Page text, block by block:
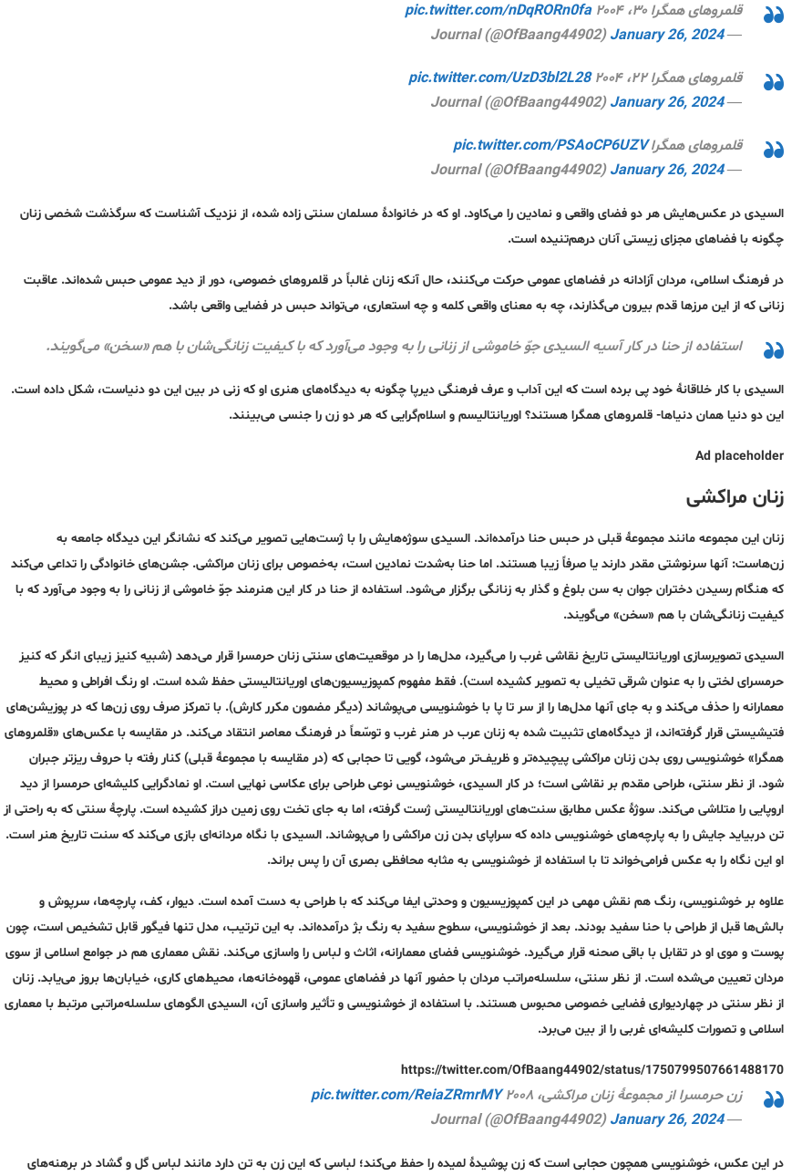
قلمروهای همگرا ۳۰، ۲۰۰۴
pic.twitter.com/nDqRORn0fa
— Journal (@OfBaang44902)
January 26, 2024
قلمروهای همگرا ۲۲، ۲۰۰۴
pic.twitter.com/UzD3bl2L28
— Journal (@OfBaang44902)
January 26, 2024
قلمروهای همگراpic.twitter.com/PSAoCP6UZV
— Journal (@OfBaang44902)
January 26, 2024
السیدی در عکس‌هایش هر دو فضای واقعی و نمادین را می‌کاود. او که در خانوادۀ مسلمان سنتی زاده شده، از نزدیک آشناست که سرگذشت شخصی زنان
چگونه با فضاهای مجزای زیستی آنان درهم‌تنیده است.
در فرهنگ اسلامی، مردان آزادانه در فضاهای عمومی حرکت می‌کنند، حال آنکه زنان غالباً در قلمروهای خصوصی، دور از دید عمومی حبس شده‌اند. عاقبت
زنانی که از این مرزها قدم بیرون می‌گذارند، چه به معنای واقعی کلمه و چه استعاری، می‌تواند حبس در فضایی واقعی باشد.
استفاده از حنا در کار آسیه السیدی جوّ خاموشی از زنانی را به وجود می‌آورد که با کیفیت زنانگی‌شان با هم «سخن» می‌گویند.
السیدی با کار خلاقانۀ خود پی برده است که این آداب و عرف فرهنگی دیرپا چگونه به دیدگاه‌های هنری او که زنی در بین این دو دنیاست، شکل داده است.
این دو دنیا همان دنیاها- قلمروهای همگرا هستند؟ اوریانتالیسم و اسلام‌گرایی که هر دو زن را جنسی می‌بینند.
Ad placeholder
زنان مراکشی
زنان این مجموعه مانند مجموعۀ قبلی در حبس حنا درآمده‌اند. السیدی سوژه‌هایش را با ژست‌هایی تصویر می‌کند که نشانگر این دیدگاه جامعه به
زن‌هاست: آنها سرنوشتی مقدر دارند یا صرفاً زیبا هستند. اما حنا به‌شدت نمادین است، به‌خصوص برای زنان مراکشی. جشن‌های خانوادگی را تداعی می‌کند
که هنگام رسیدن دختران جوان به سن بلوغ و گذار به زنانگی برگزار می‌شود. استفاده از حنا در کار این هنرمند جوّ خاموشی از زنانی را به وجود می‌آورد که با
کیفیت زنانگی‌شان با هم «سخن» می‌گویند.
السیدی تصویرسازی اوریانتالیستی تاریخ نقاشی غرب را می‌گیرد، مدل‌ها را در موقعیت‌های سنتی زنان حرمسرا قرار می‌دهد (شبیه کنیز زیبای انگر که کنیز
حرمسرای لختی را به عنوان شرقی تخیلی به تصویر کشیده است). فقط مفهوم کمپوزیسیون‌های اوریانتالیستی حفظ شده است. او رنگ افراطی و محیط
معمارانه را حذف می‌کند و به جای آنها مدل‌ها را از سر تا پا با خوشنویسی می‌پوشاند (دیگر مضمون مکرر کارش). با تمرکز صرف روی زن‌ها که در پوزیشن‌های
فتیشیستی قرار گرفته‌اند، از دیدگاه‌های تثبیت شده به زنان عرب در هنر غرب و توسّعاً در فرهنگ معاصر انتقاد می‌کند. در مقایسه با عکس‌های «قلمروهای
همگرا» خوشنویسی‌ روی بدن زنان مراکشی پیچیده‌تر و ظریف‌تر می‌شود، گویی تا حجابی که (در مقایسه با مجموعۀ قبلی) کنار رفته با حروف ریزتر جبران
شود. از نظر سنتی، طراحی مقدم بر نقاشی است؛ در کار السیدی، خوشنویسی نوعی طراحی برای عکاسی نهایی است. او نمادگرایی کلیشه‌ای حرمسرا از دید
اروپایی را متلاشی می‌کند. سوژۀ عکس مطابق سنت‌های اوریانتالیستی ژست گرفته، اما به جای تخت روی زمین دراز کشیده است. پارچۀ سنتی که به راحتی از
تن دربیاید جایش را به پارچه‌های خوشنویسی داده که سراپای بدن زن مراکشی را می‌پوشاند. السیدی با نگاه مردانه‌ای بازی می‌کند که سنت تاریخ هنر است.
او این نگاه را به عکس فرامی‌خواند تا با استفاده از خوشنویسی به مثابه محافظی بصری آن را پس براند.
علاوه بر خوشنویسی، رنگ هم نقش مهمی در این کمپوزیسیون و وحدتی ایفا می‌کند که با طراحی به دست آمده است. دیوار، کف، پارچه‌ها، سرپوش و
بالش‌ها قبل از طراحی با حنا سفید بودند. بعد از خوشنویسی، سطوح سفید به رنگ بژ درآمده‌اند. به این ترتیب، مدل تنها فیگور قابل تشخیص است، چون
پوست و موی او در تقابل با باقی صحنه قرار می‌گیرد. خوشنویسی فضای معمارانه، اثاث و لباس را واسازی می‌کند. نقش معماری هم در جوامع اسلامی از سوی
مردان تعیین می‌شده است. از نظر سنتی، سلسله‌مراتب مردان با حضور آنها در فضاهای عمومی، قهوه‌خانه‌ها، محیط‌های کاری، خیابان‌ها بروز می‌یابد. زنان
از نظر سنتی در چهاردیواری فضایی خصوصی محبوس هستند. با استفاده از خوشنویسی و تأثیر واسازی آن، السیدی الگوهای سلسله‌مراتبی مرتبط با معماری
اسلامی و تصورات کلیشه‌ای غربی را از بین می‌برد.
https://twitter.com/OfBaang44902/status/1750799507661488170
زن حرمسرا از مجموعۀ زنان مراکشی، ۲۰۰۸
pic.twitter.com/ReiaZRmrMY
— Journal (@OfBaang44902)
January 26, 2024
در این عکس، خوشنویسی همچون حجابی است که زن پوشیدۀ لمیده را حفظ می‌کند؛ لباسی که این زن به تن دارد مانند لباس گل و گشاد در برهنه‌های